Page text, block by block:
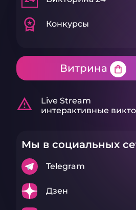
workspace_premium Конкурсы
Витрина shopping_bag
warning_amber
Live Stream
интерактивные
Мы в социальных
Telegram
Дзен